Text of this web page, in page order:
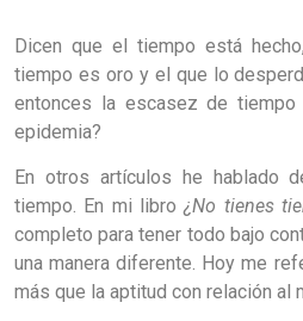
Dicen que el tiempo está
tiempo es oro y el que lo
entonces la escasez de
epidemia?
En otros artículos he hablado
tiempo. En mi libro¿No tienes
completo para tener todo bajo
una manera diferente. Hoy me
más que la aptitud con relación al